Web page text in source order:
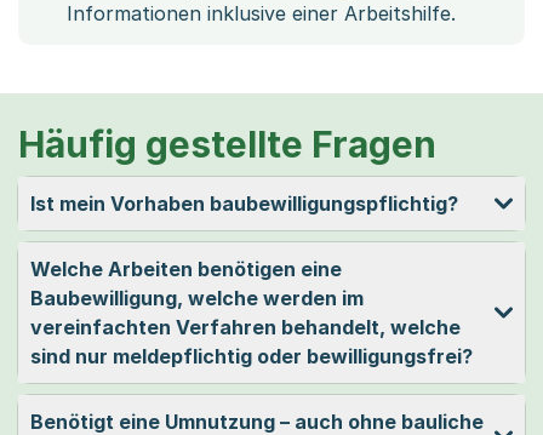
Informationen inklusive einer Arbeitshilfe.
Häufig gestellte Fragen
Ist mein Vorhaben baubewilligungspflichtig?
Welche Arbeiten benötigen eine
Baubewilligung, welche werden im
vereinfachten Verfahren behandelt, welche
sind nur meldepflichtig oder bewilligungsfrei?
Benötigt eine Umnutzung – auch ohne bauliche